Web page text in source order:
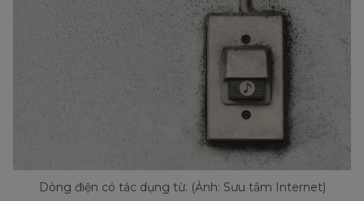
Dòng điện có tác dụng từ. (Ảnh: Sưu tầm Internet)